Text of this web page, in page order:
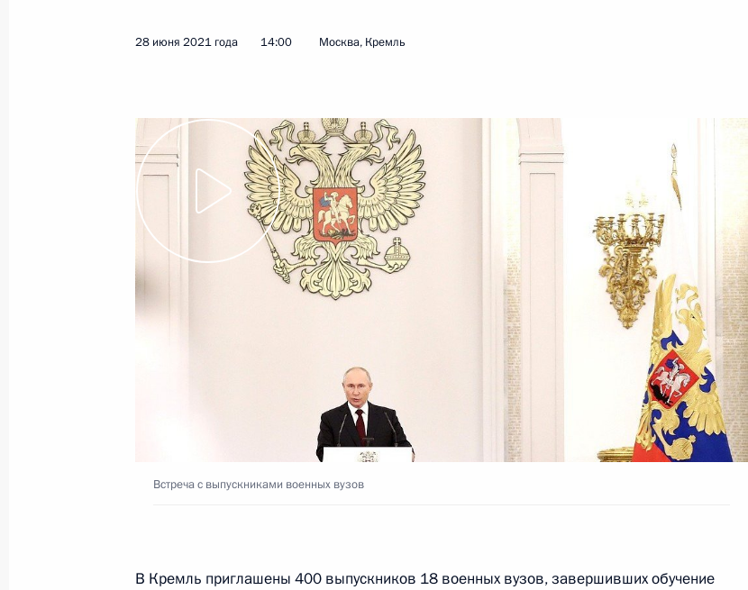
3 июля 2021 года, 10:00
2 июля 2021 года, пятница
Телефонный разговор с Президентом Франции Эммануэлем
Макроном
Президент утвердил Стратегию национальной безопасности
Ярослав Кузьминов награждён орденом «За заслуги перед
28 июня 2021 года 14:00 Москва, Кремль
Встреча с выпускниками военных вузов
В Кремль приглашены 400 выпускников 18 военных вузов, завершивших обучение